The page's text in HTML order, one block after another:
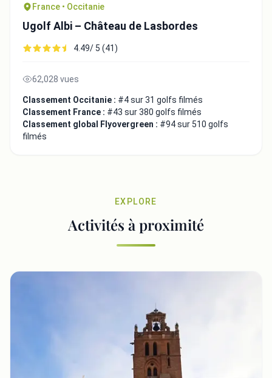
France • Occitanie
Ugolf Albi – Château de Lasbordes
4.49/ 5 (41)
62,028 vues
Classement Occitanie : #4 sur 31 golfs filmés
Classement France : #43 sur 380 golfs filmés
Classement global Flyovergreen : #94 sur 510 golfs
filmés
EXPLORE
Activités à proximité